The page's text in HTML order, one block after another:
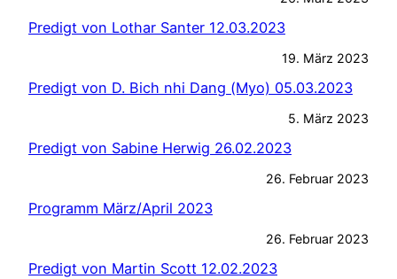
Predigt von Lothar Santer 12.03.2023
19. März 2023
Predigt von D. Bich nhi Dang (Myo) 05.03.2023
5. März 2023
Predigt von Sabine Herwig 26.02.2023
26. Februar 2023
Programm März/April 2023
26. Februar 2023
Predigt von Martin Scott 12.02.2023